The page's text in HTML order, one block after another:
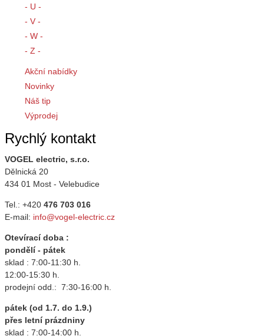
- U -
- V -
- W -
- Z -
Akční nabídky
Novinky
Náš tip
Výprodej
Rychlý kontakt
VOGEL electric, s.r.o.
Dělnická 20
434 01 Most - Velebudice
Tel.: +420 476 703 016
E-mail: info@vogel-electric.cz
Otevírací doba :
pondělí - pátek
sklad : 7:00-11:30 h.
12:00-15:30 h.
prodejní odd.: 7:30-16:00 h.
pátek (od 1.7. do 1.9.)
přes letní prázdniny
sklad : 7:00-14:00 h.